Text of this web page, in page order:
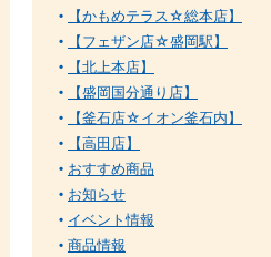
【かもめテラス☆総本店】
【フェザン店☆盛岡駅】
【北上本店】
【盛岡国分通り店】
【釜石店☆イオン釜石内】
【高田店】
おすすめ商品
お知らせ
イベント情報
商品情報